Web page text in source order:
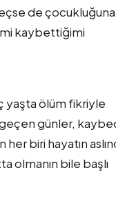
de çocukluğuna
kaybettiğimi
yaşta ölüm fikriyle
geçen günler,
biri hayatın
olmanın bile başlı